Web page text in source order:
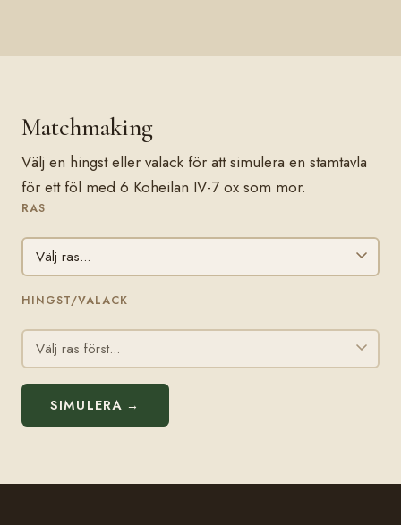
Matchmaking
Välj en hingst eller valack för att simulera en stamtavla
för ett föl med 6 Koheilan IV-7 ox som mor.
RAS
HINGST/VALACK
SIMULERA →